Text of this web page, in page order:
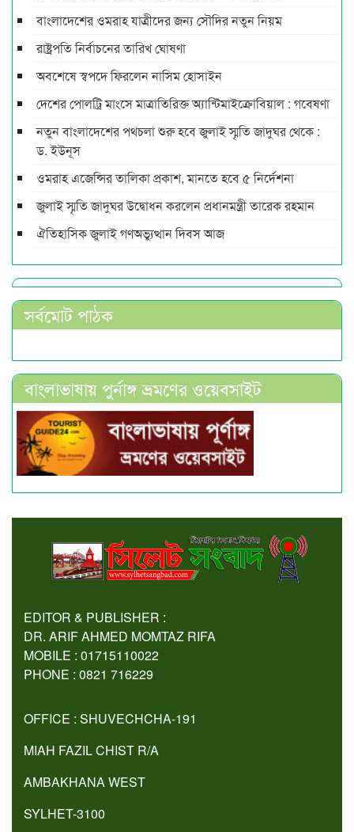
বাংলাদেশের ওমরাহ যাত্রীদের জন্য সৌদির নতুন নিয়ম
রাষ্ট্রপতি নির্বাচনের তারিখ ঘোষণা
অবশেষে স্বপদে ফিরলেন নাসিম হোসাইন
দেশের পোলট্রি মাংসে মাত্রাতিরিক্ত অ্যান্টিমাইক্রোবিয়াল : গবেষণা
নতুন বাংলাদেশের পথচলা শুরু হবে জুলাই স্মৃতি জাদুঘর থেকে :
ড. ইউনূস
ওমরাহ এজেন্সির তালিকা প্রকাশ, মানতে হবে ৫ নির্দেশনা
জুলাই স্মৃতি জাদুঘর উদ্বোধন করলেন প্রধানমন্ত্রী তারেক রহমান
ঐতিহাসিক জুলাই গণঅভ্যুত্থান দিবস আজ
সর্বমোট পাঠক
বাংলাভাষায় পুর্নাঙ্গ ভ্রমণের ওয়েবসাইট
EDITOR & PUBLISHER :
DR. ARIF AHMED MOMTAZ RIFA
MOBILE : 01715110022
PHONE : 0821 716229
OFFICE : SHUVECHCHA-191
MIAH FAZIL CHIST R/A
AMBAKHANA WEST
SYLHET-3100